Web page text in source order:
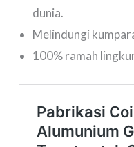
dunia.
Melindungi
100% ramah